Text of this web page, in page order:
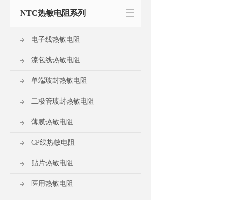
NTC热敏电阻系列
电子线热敏电阻
漆包线热敏电阻
单端玻封热敏电阻
二极管玻封热敏电阻
薄膜热敏电阻
CP线热敏电阻
贴片热敏电阻
医用热敏电阻